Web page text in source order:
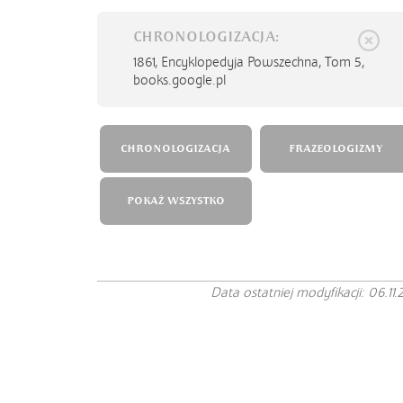
CHRONOLOGIZACJA:
1861, Encyklopedyja Powszechna, Tom 5,
books.google.pl
CHRONOLOGIZACJA FRAZEOLOGIZMY
POKAŻ WSZYSTKO
Data ostatniej modyfikacji: